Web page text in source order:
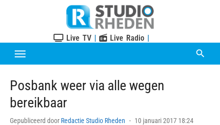
Live TV | Live Radio |
Posbank weer via alle wegen
bereikbaar
Gepubliceerd door Redactie Studio Rheden
Posted
10 januari 2017 18:24